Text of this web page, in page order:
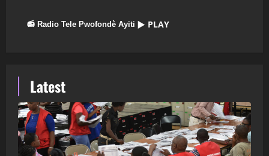
📻 Radio Tele Pwofondè Ayiti ▶ PLAY
Latest